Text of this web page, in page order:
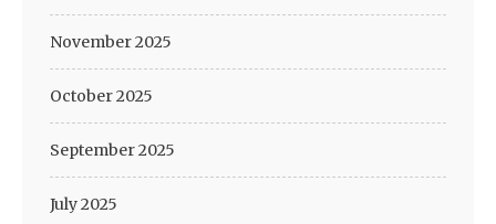
November 2025
October 2025
September 2025
July 2025